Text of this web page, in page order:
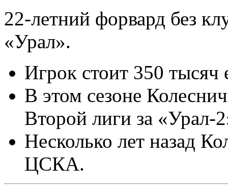
22-летний форвард без
«Урал».
Игрок стоит 350 тысяч
В этом сезоне
Второй лиги за «Урал-
Несколько лет назад
ЦСКА.